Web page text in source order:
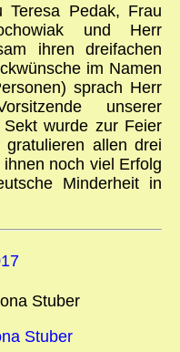
Teresa Pedak, Frau
und Herr
ihren dreifachen
im Namen
sprach Herr
unserer
wurde zur Feier
allen drei
noch viel Erfolg
Minderheit in
Stuber